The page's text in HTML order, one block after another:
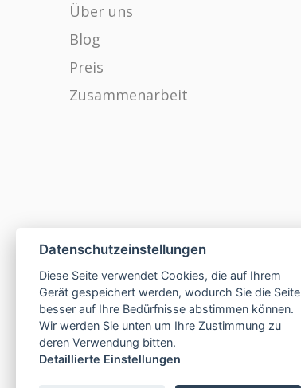
Über uns
Blog
Preis
Zusammenarbeit
www.czech-single-women.com
Datenschutzeinstellungen
Diese Seite verwendet Cookies, die auf Ihrem
Gerät gespeichert werden, wodurch Sie die Seite
besser auf Ihre Bedürfnisse abstimmen können.
Wir werden Sie unten um Ihre Zustimmung zu
deren Verwendung bitten.
Detaillierte Einstellungen